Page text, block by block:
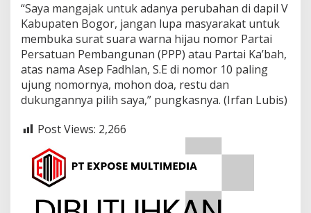
“Saya mangajak untuk adanya perubahan di dapil V
Kabupaten Bogor, jangan lupa masyarakat untuk
membuka surat suara warna hijau nomor Partai
Persatuan Pembangunan (PPP) atau Partai Ka’bah,
atas nama Asep Fadhlan, S.E di nomor 10 paling
ujung nomornya, mohon doa, restu dan
dukungannya pilih saya,” pungkasnya. (Irfan Lubis)
Post Views: 2,266